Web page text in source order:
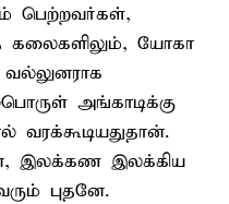
பெற்றவர்கள்,
கலைகளிலும், யோகா
அங்காடிக்கு
வரக்கூடியதுதான்.
இலக்கண இலக்கிய
புதனே.